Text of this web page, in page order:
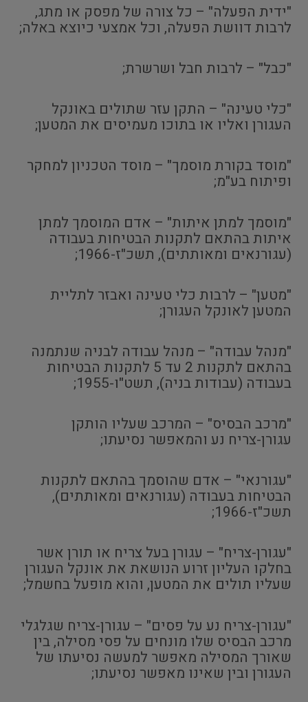
"ידית הפעלה" – כל צורה של מפסק או מתג,
לרבות דוושת הפעלה, וכל אמצעי כיוצא באלה;
"כבל" – לרבות חבל ושרשרת;
"כלי טעינה" – התקן עזר שתולים באונקל
העגורן ואליו או בתוכו מעמיסים את המטען;
"מוסד בקורת מוסמך" – מוסד הטכניון למחקר
ופיתוח בע"מ;
"מוסמך למתן איתות" – אדם המוסמך למתן
איתות בהתאם לתקנות הבטיחות בעבודה
(עגורנאים ומאותתים), תשכ"ז-1966;
"מטען" – לרבות כלי טעינה ואבזר לתליית
המטען לאונקל העגורן;
"מנהל עבודה" – מנהל עבודה לבניה שנתמנה
בהתאם לתקנות 2 עד 5 לתקנות הבטיחות
בעבודה (עבודות בניה), תשט"ו-1955;
"מרכב הבסיס" – המרכב שעליו הותקן
עגורן-צריח נע והמאפשר נסיעתו;
"עגורנאי" – אדם שהוסמך בהתאם לתקנות
הבטיחות בעבודה (עגורנאים ומאותתים),
תשכ"ז-1966;
"עגורן-צריח" – עגורן בעל צריח או תורן אשר
בחלקו העליון זרוע הנושאת את אונקל העגורן
שעליו תולים את המטען, והוא מופעל בחשמל;
"עגורן-צריח נע על פסים" – עגורן-צריח שגלגלי
מרכב הבסיס שלו מונחים על פסי מסילה, בין
שאורך המסילה מאפשר למעשה נסיעתו של
העגורן ובין שאינו מאפשר נסיעתו;